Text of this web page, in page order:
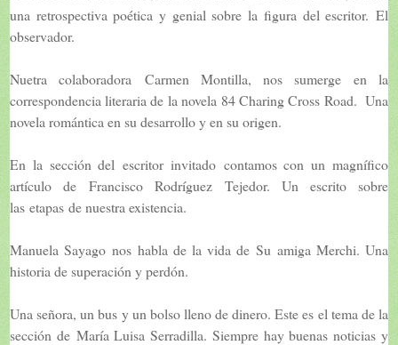
una retrospectiva poética y genial sobre la figura del escritor. El
observador.
Nuetra colaboradora Carmen Montilla, nos sumerge en la
correspondencia literaria de la novela 84 Charing Cross Road. Una
novela romántica en su desarrollo y en su origen.
En la sección delescritor invitadocontamos con un magnífico
artículo deFrancisco Rodríguez Tejedor. Un escrito sobre
las etapas de nuestra existencia.
Manuela Sayago nos habla de la vida deSu amiga Merchi. Una
historia de superación y perdón.
Una señora, un bus y un bolso lleno de dinero. Este es el tema de la
sección de María Luisa Serradilla. Siempre hay buenas noticias y